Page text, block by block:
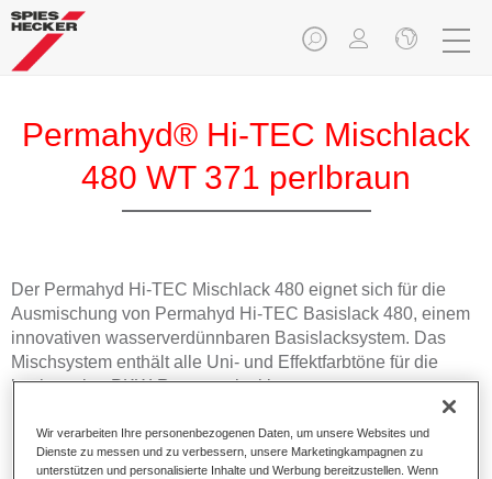
Permahyd® Hi-TEC Mischlack
480 WT 371 perlbraun
Der Permahyd Hi-TEC Mischlack 480 eignet sich für die
Ausmischung von Permahyd Hi-TEC Basislack 480, einem
innovativen wasserverdünnbaren Basislacksystem. Das
Mischsystem enthält alle Uni- und Effektfarbtöne für die
hochwertige PKW-Reparaturlackierung.
Produktmerkmale
Einfach und schnell zu verarbeiten.
Wir verarbeiten Ihre personenbezogenen Daten, um unsere Websites und
Dienste zu messen und zu verbessern, unsere Marketingkampagnen zu
unterstützen und personalisierte Inhalte und Werbung bereitzustellen. Wenn